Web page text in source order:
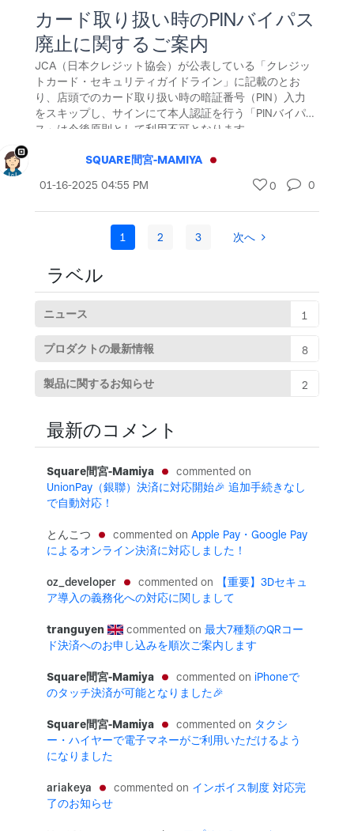
カード取り扱い時のPINバイパス
廃止に関するご案内
JCA（日本クレジット協会）が公表している「クレジッ
トカード・セキュリティガイドライン」に記載のとお
り、店頭でのカード取り扱い時の暗証番号（PIN）入力
をスキップし、サインにて本人認証を行う「PINバイパ
ス」は今後原則として利用不可となります。
SQUARE間宮-MAMIYA
‎01-16-2025 04:55 PM 0 0
1 2 3 次へ
ラベル
ニュース 1
プロダクトの最新情報 8
製品に関するお知らせ 2
最新のコメント
Square間宮-Mamiya
UnionPay（銀聯）決済に対応開始🎉 追加手続きなし
で自動対応！
とんこつ
Apple Pay・Google Pay
によるオンライン決済に対応しました！
oz_developer
【重要】3Dセキュ
ア導入の義務化への対応に関しまして
tranguyen
最大7種類のQRコー
ド決済へのお申し込みを順次ご案内します
Square間宮-Mamiya
iPhoneで
のタッチ決済が可能となりました🎉
Square間宮-Mamiya
タクシ
ー・ハイヤーで電子マネーがご利用いただけるよう
になりました
ariakeya
インボイス制度 対応完
了のお知らせ